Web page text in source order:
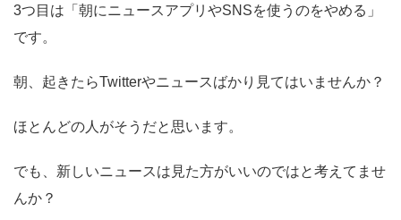
3つ目は「朝にニュースアプリやSNSを使うのをやめる」
です。
朝、起きたらTwitterやニュースばかり見てはいませんか？
ほとんどの人がそうだと思います。
でも、新しいニュースは見た方がいいのではと考えてませ
んか？